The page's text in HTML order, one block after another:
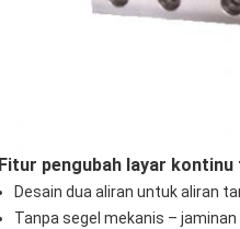
Fitur pengubah layar
Desain dua aliran untuk aliran
Tanpa segel mekanis –